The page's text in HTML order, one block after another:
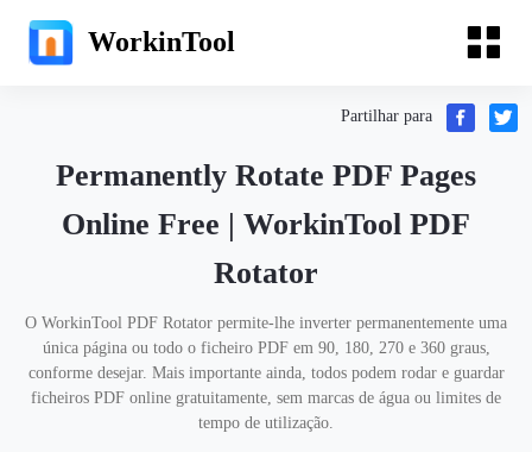
WorkinTool
Partilhar para
Permanently Rotate PDF Pages
Online Free | WorkinTool PDF
Rotator
O WorkinTool PDF Rotator permite-lhe inverter permanentemente uma
única página ou todo o ficheiro PDF em 90, 180, 270 e 360 graus,
conforme desejar. Mais importante ainda, todos podem rodar e guardar
ficheiros PDF online gratuitamente, sem marcas de água ou limites de
tempo de utilização.